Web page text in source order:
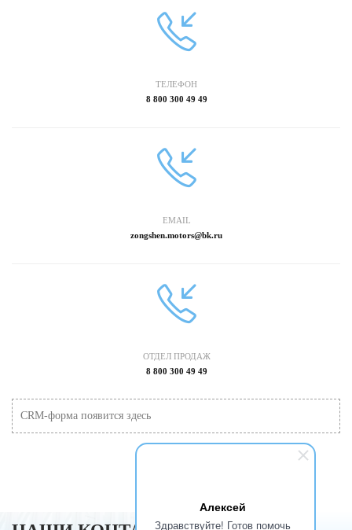
Алексей
Здравствуйте! Готов помочь
ТЕЛЕФОН
8 800 300 49 49
EMAIL
zongshen.motors@bk.ru
ОТДЕЛ ПРОДАЖ
8 800 300 49 49
CRM-форма появится здесь